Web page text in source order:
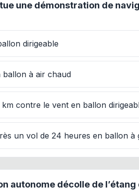
une démonstration de
dirigeable
à air chaud
contre le vent en ballon
un vol de 24 heures en ballon à
autonome décolle de l’étang